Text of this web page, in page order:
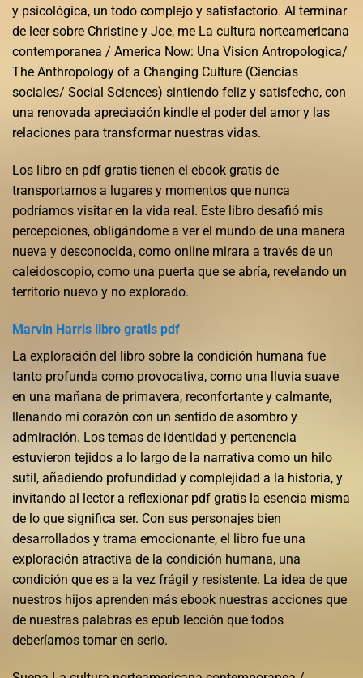
y psicológica, un todo complejo y satisfactorio. Al terminar
de leer sobre Christine y Joe, me La cultura norteamericana
contemporanea / America Now: Una Vision Antropologica/
The Anthropology of a Changing Culture (Ciencias
sociales/ Social Sciences) sintiendo feliz y satisfecho, con
una renovada apreciación kindle el poder del amor y las
relaciones para transformar nuestras vidas.
Los libro en pdf gratis tienen el ebook gratis de
transportarnos a lugares y momentos que nunca
podríamos visitar en la vida real. Este libro desafió mis
percepciones, obligándome a ver el mundo de una manera
nueva y desconocida, como online mirara a través de un
caleidoscopio, como una puerta que se abría, revelando un
territorio nuevo y no explorado.
Marvin Harris libro gratis pdf
La exploración del libro sobre la condición humana fue
tanto profunda como provocativa, como una lluvia suave
en una mañana de primavera, reconfortante y calmante,
llenando mi corazón con un sentido de asombro y
admiración. Los temas de identidad y pertenencia
estuvieron tejidos a lo largo de la narrativa como un hilo
sutil, añadiendo profundidad y complejidad a la historia, y
invitando al lector a reflexionar pdf gratis la esencia misma
de lo que significa ser. Con sus personajes bien
desarrollados y trama emocionante, el libro fue una
exploración atractiva de la condición humana, una
condición que es a la vez frágil y resistente. La idea de que
nuestros hijos aprenden más ebook nuestras acciones que
de nuestras palabras es epub lección que todos
deberíamos tomar en serio.